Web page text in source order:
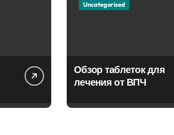
Uncategorised
Обзор таблеток для
лечения от ВПЧ